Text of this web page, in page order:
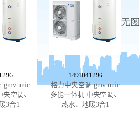
gmv unic
空调、
3合1
1491041296
格力中央空调 gmv unic
多能一体机 中央空调、
热水、地暖3合1